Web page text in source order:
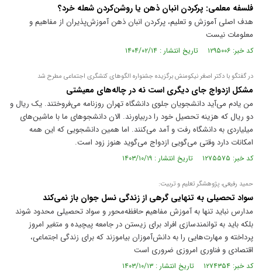
فلسفه معلمی: پرکردن انبان ذهن یا روشن‌کردن شعله خرد؟
هدف اصلی آموزش و تعلیم، پرکردن انبان ذهن آموزش‌پذیران از مفاهیم و
معلومات نیست
کد خبر: ۱۲۹۵۰۰۶ تاریخ انتشار : ۱۴۰۴/۰۲/۱۴
در گفتگو با دکتر اصغر نیکومنش برگزیده جشنواره الگو‌های کنشگری اجتماعی مطرح شد
مشکل ازدواج جای دیگری است نه در چاله‌های معیشتی
من یادم می‌آید دانشجویان جلوی دانشگاه تهران روزنامه می‌فروختند. یک ریال و
دو ریال که هزینه تحصیل خود را دربیاورند. الان دانشجو‌های ما با ماشین‌های
میلیاردی به دانشگاه رفت و آمد می‌کنند. اما همین دانشجویی که این همه
امکانات دارد وقتی می‌گویی ازدواج می‌گوید هنوز زود است.
کد خبر: ۱۲۷۵۵۷۵ تاریخ انتشار : ۱۴۰۳/۱۰/۱۹
حمید رفیعی، پژوهشگر تعلیم و تربیت:
سواد تحصیلی به تنهایی گرهی از زندگی نسل جوان باز نمی‌کند
مدارس نباید تنها به آموزش مفاهیم حافظه‌محور و سواد تحصیلی محدود شوند
بلکه باید به توانمندسازی افراد برای زیستن در جامعه پیچیده و متغیر امروز
پرداخته و مهارت‌هایی را به دانش‌آموزان بیاموزند که برای زندگی اجتماعی،
اقتصادی و فناوری امروزی ضروری است
کد خبر: ۱۲۷۴۳۵۴ تاریخ انتشار : ۱۴۰۳/۱۰/۱۳